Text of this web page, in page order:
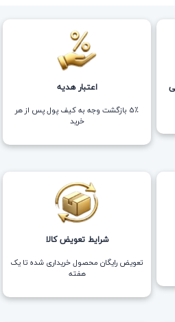
اعتبار هدیه
5٪ بازگشت وجه به کیف پول پس از هر
خرید
شرایط تعویض کالا
تعویض رایگان محصول خریداری شده تا یک
هفته